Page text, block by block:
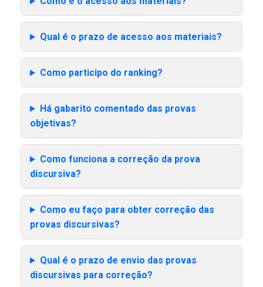
Qual é o prazo de acesso aos materiais?
Como participo do ranking?
Há gabarito comentado das provas
objetivas?
Como funciona a correção da prova
discursiva?
Como eu faço para obter correção das
provas discursivas?
Qual é o prazo de envio das provas
discursivas para correção?